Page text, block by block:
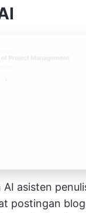
AI asisten
postingan